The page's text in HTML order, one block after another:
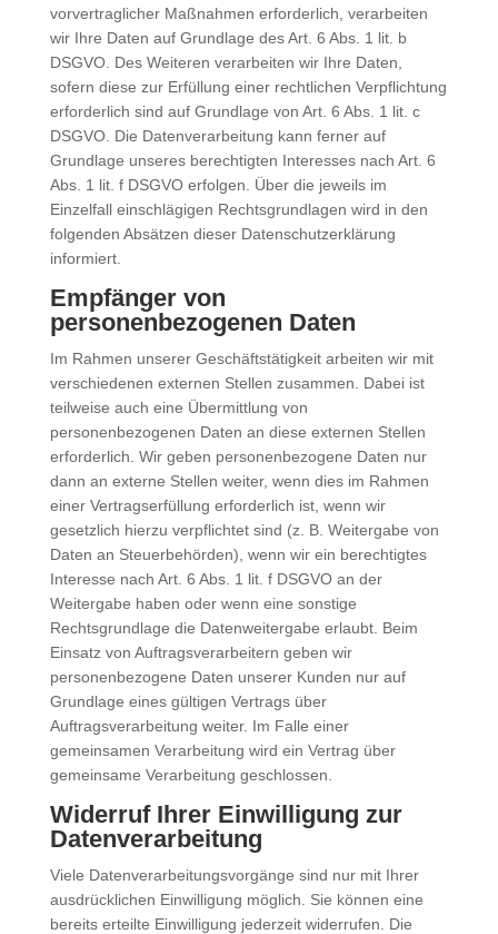
vorvertraglicher Maßnahmen erforderlich, verarbeiten
wir Ihre Daten auf Grundlage des Art. 6 Abs. 1 lit. b
DSGVO. Des Weiteren verarbeiten wir Ihre Daten,
sofern diese zur Erfüllung einer rechtlichen Verpflichtung
erforderlich sind auf Grundlage von Art. 6 Abs. 1 lit. c
DSGVO. Die Datenverarbeitung kann ferner auf
Grundlage unseres berechtigten Interesses nach Art. 6
Abs. 1 lit. f DSGVO erfolgen. Über die jeweils im
Einzelfall einschlägigen Rechtsgrundlagen wird in den
folgenden Absätzen dieser Datenschutzerklärung
informiert.
Empfänger von
personenbezogenen Daten
Im Rahmen unserer Geschäftstätigkeit arbeiten wir mit
verschiedenen externen Stellen zusammen. Dabei ist
teilweise auch eine Übermittlung von
personenbezogenen Daten an diese externen Stellen
erforderlich. Wir geben personenbezogene Daten nur
dann an externe Stellen weiter, wenn dies im Rahmen
einer Vertragserfüllung erforderlich ist, wenn wir
gesetzlich hierzu verpflichtet sind (z. B. Weitergabe von
Daten an Steuerbehörden), wenn wir ein berechtigtes
Interesse nach Art. 6 Abs. 1 lit. f DSGVO an der
Weitergabe haben oder wenn eine sonstige
Rechtsgrundlage die Datenweitergabe erlaubt. Beim
Einsatz von Auftragsverarbeitern geben wir
personenbezogene Daten unserer Kunden nur auf
Grundlage eines gültigen Vertrags über
Auftragsverarbeitung weiter. Im Falle einer
gemeinsamen Verarbeitung wird ein Vertrag über
gemeinsame Verarbeitung geschlossen.
Widerruf Ihrer Einwilligung zur
Datenverarbeitung
Viele Datenverarbeitungsvorgänge sind nur mit Ihrer
ausdrücklichen Einwilligung möglich. Sie können eine
bereits erteilte Einwilligung jederzeit widerrufen. Die